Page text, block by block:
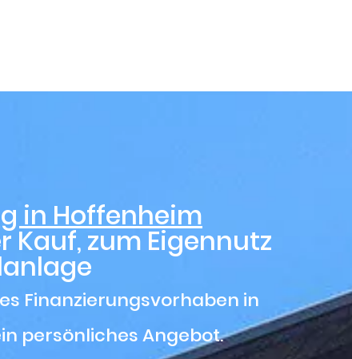
in Hoffenheim
Kauf, zum Eigennutz
Finanzierungsvorhaben in
persönliches Angebot.